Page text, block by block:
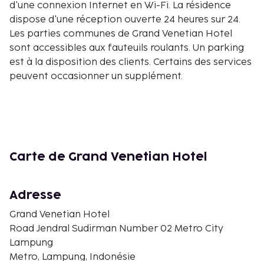
d'une connexion Internet en Wi-Fi. La résidence
dispose d'une réception ouverte 24 heures sur 24.
Les parties communes de Grand Venetian Hotel
sont accessibles aux fauteuils roulants. Un parking
est à la disposition des clients. Certains des services
peuvent occasionner un supplément.
Carte de Grand Venetian Hotel
Adresse
Grand Venetian Hotel
Road Jendral Sudirman Number 02 Metro City
Lampung
Metro, Lampung, Indonésie